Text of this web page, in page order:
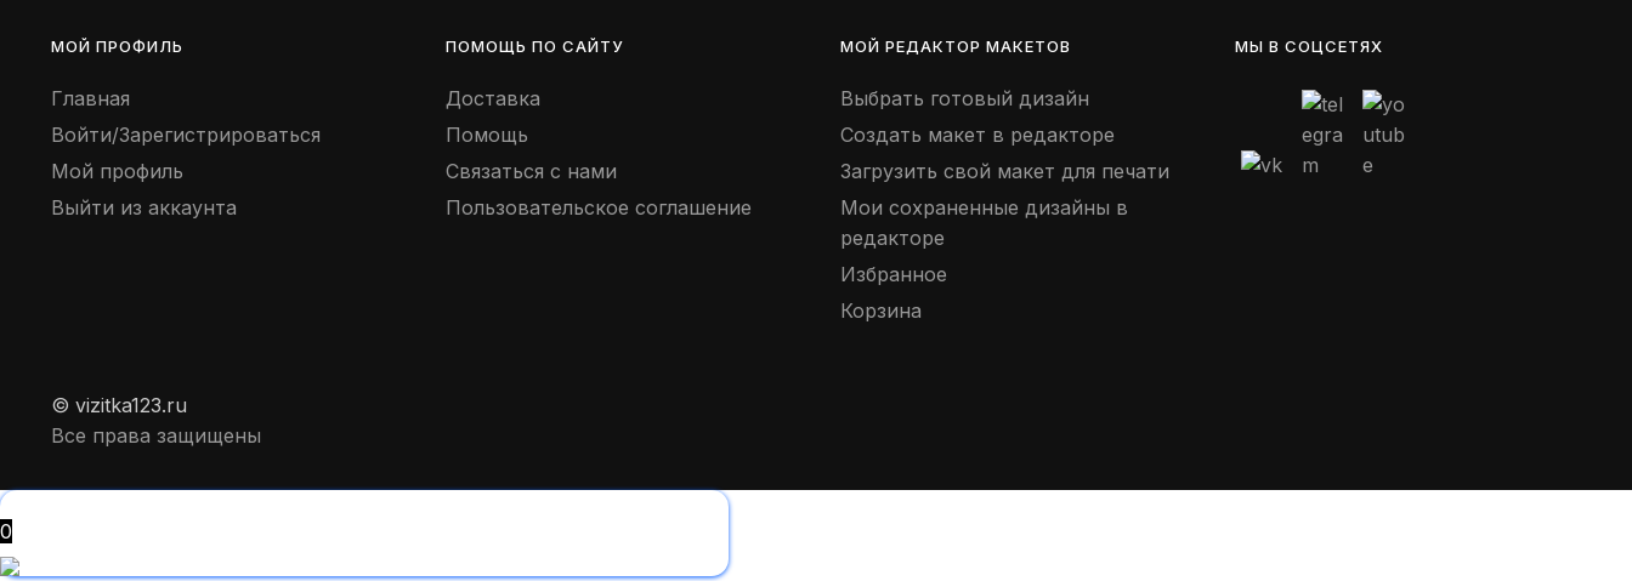
МОЙ ПРОФИЛЬ
Главная
Войти/Зарегистрироваться
Мой профиль
Выйти из аккаунта
ПОМОЩЬ ПО САЙТУ
Доставка
Помощь
Связаться с нами
Пользовательское соглашение
МОЙ РЕДАКТОР МАКЕТОВ
Выбрать готовый дизайн
Создать макет в редакторе
Загрузить свой макет для печати
Мои сохраненные дизайны в
редакторе
Избранное
Корзина
МЫ В СОЦСЕТЯХ
© vizitka123.ru
Все права защищены
0